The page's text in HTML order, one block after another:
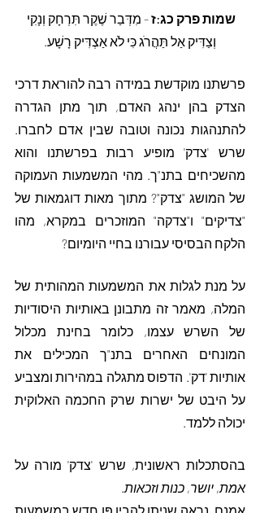
שמות פרק כג:ז - מִדְּבַר שֶׁקֶר תִּרְחָק וְנָקִי
וְצַדִּיק אַל תַּהֲרֹג כִּי לֹא אַצְדִּיק רָשָׁע.
הלקח הבסיסי עבורנו בחיי היומיום?
יכולה ללמד.
בהסתכלות ראשונית, שרש 'צדק' מורה על
אמת, יושר, כנות וזכאות